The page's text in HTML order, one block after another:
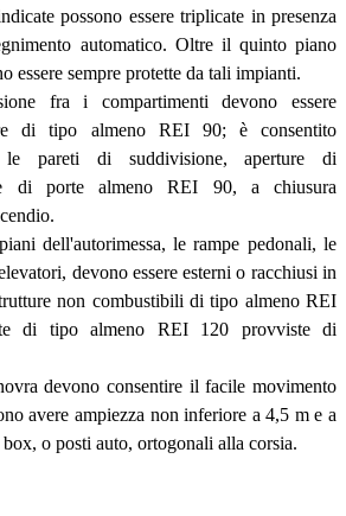
possono essere triplicate in presenza
automatico. Oltre il quinto piano
essere sempre protette da tali impianti.
fra i compartimenti devono essere
di tipo almeno REI 90; è consentito
le pareti di suddivisione, aperture di
di porte almeno REI 90, a chiusura
dell'autorimessa, le rampe pedonali, le
devono essere esterni o racchiusi in
non combustibili di tipo almeno REI
di tipo almeno REI 120 provviste di
devono consentire il facile movimento
avere ampiezza non inferiore a 4,5 m e a
o posti auto, ortogonali alla corsia.